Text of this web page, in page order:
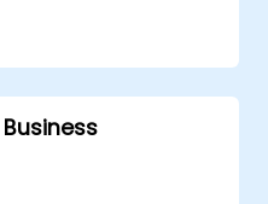
，例如表格、条形图、
过滤器来优化数据表
理地图、双轴图表，
来增强分析。